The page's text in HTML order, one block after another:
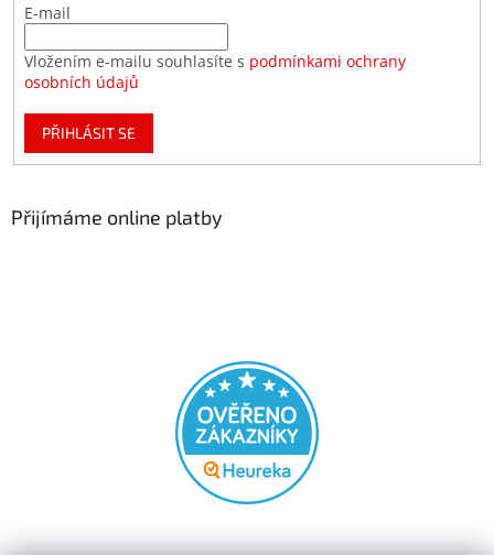
E-mail
Vložením e-mailu souhlasíte s podmínkami ochrany
osobních údajů
PŘIHLÁSIT SE
Přijímáme online platby